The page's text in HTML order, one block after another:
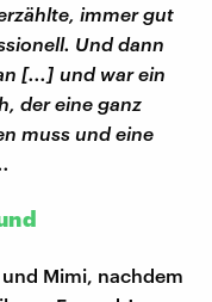
immer gut
Und dann
[...] und war ein
der eine ganz
muss und eine
Mimi, nachdem